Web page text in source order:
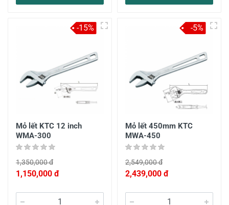
Mỏ lết KTC 12 inch
WMA-300
1,350,000 đ
1,150,000 đ
-15%
Mỏ lết 450mm KTC
MWA-450
2,549,000 đ
2,439,000 đ
-5%